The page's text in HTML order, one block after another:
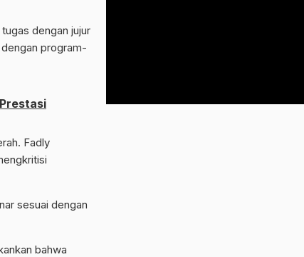
dengan jujur
program-
Fadly
sesuai dengan
bahwa